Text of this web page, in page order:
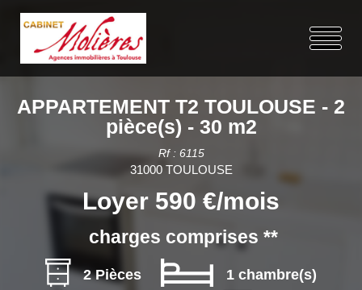
APPARTEMENT T2 TOULOUSE - 2
pièce(s) - 30 m2
Rf : 6115
31000 TOULOUSE
Loyer 590 €/mois
charges comprises **
2 Pièces
1 chambre(s)